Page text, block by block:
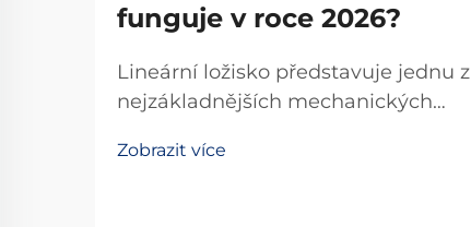
funguje v roce 2026?
Lineární ložisko představuje jednu z
nejzákladnějších mechanických
automatizaci a přesné technice. Tyto
Zobrazit více